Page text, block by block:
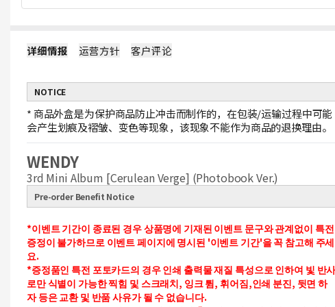
详细情报 运营方针 客户评论
NOTICE
* 商品外盒是为保护商品防止冲击而制作的，在包装/运输过程中可能
会产生划痕及褶皱、变色等现象，该现象不能作为商品的退换理由。
WENDY
3rd Mini Album [Cerulean Verge] (Photobook Ver.)
Pre-order Benefit Notice
*이벤트 기간이 종료된 경우 상품명에 기재된 이벤트 문구와 관계없이 특전
증정이 불가하므로 이벤트 페이지에 명시된 '이벤트 기간'을 꼭 참고해 주세
요.
*증정품인 특전 포토카드의 경우 인쇄 출력물 재질 특성으로 인하여 빛 반
로만 식별이 가능한 찍힘 및 스크래치, 잉크 튐, 휘어짐,인쇄 분진, 뒷면 하
자 등은 교환 및 반품 사유가 될 수 없습니다.